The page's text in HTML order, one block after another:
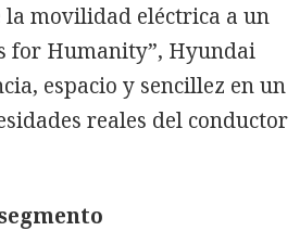
movilidad eléctrica a un
for Humanity”, Hyundai
espacio y sencillez en un
reales del conductor